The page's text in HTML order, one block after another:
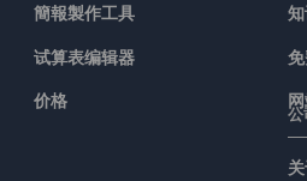
簡報製作工具
试算表编辑器
价格
公